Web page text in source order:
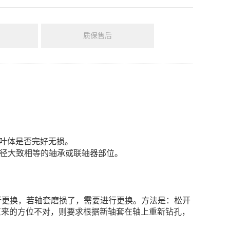
质保售后
体是否完好无损。
大致相等的轴承或联轴器部位。
换，若轴套磨损了，需要进行更换。方法是：松开
的方位不对，则要求根据新轴套在轴上重新钻孔，